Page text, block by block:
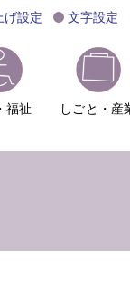
げ設定 文字設定
福祉 しごと・産